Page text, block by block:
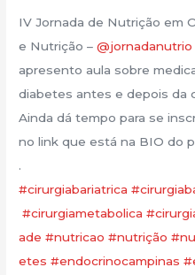
IV Jornada de Nutrição em
e Nutrição –@jornadanutrio
apresento aula sobre
diabetes antes e depois da
Ainda dá tempo para se
no link que está na BIO do
.
#cirurgiabariatrica
#cirurgiametabolica
ade #nutricao #nutrição
etes #endocrinocampinas